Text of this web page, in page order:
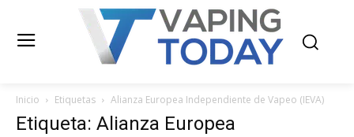
Inicio Etiquetas Alianza Europea Independiente de Vapeo (IEVA)
Etiqueta: Alianza Europea